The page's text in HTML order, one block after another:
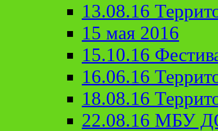
13.08.16
15 мая 2016
15.10.16
16.06.16
18.08.16
22.08.16 МБУ